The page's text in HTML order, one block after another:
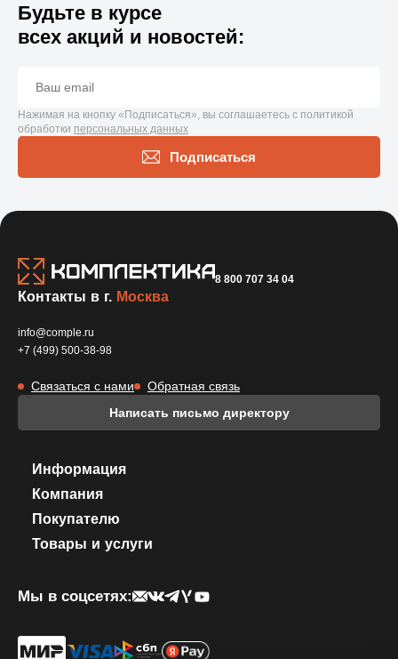
Будьте в курсе
всех акций и новостей:
Нажимая на кнопку «Подписаться», вы соглашаетесь с политикой
обработки персональных данных
Подписаться
8 800 707 34 04
Написать письмо директору
Информация
Компания
Покупателю
Товары и услуги
Контакты в г. Москва
info@comple.ru
+7 (499) 500-38-98
Связаться с нами Обратная связь
Мы в соцсетях: